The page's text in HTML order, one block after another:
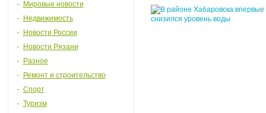
Мировые новости
Недвижимость
Новости России
Новости Рязани
Разное
Ремонт и строительство
Спорт
Туризм